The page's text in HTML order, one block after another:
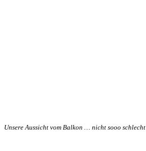
Unsere Aussicht vom Balkon … nicht sooo schlecht